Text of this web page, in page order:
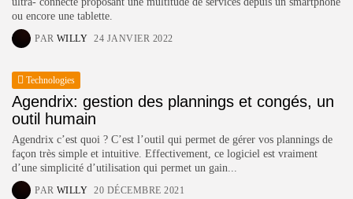
ou encore une tablette.
PAR WILLY 24 JANVIER 2022
Technologies
Agendrix: gestion des plannings et congés, un
outil humain
Agendrix c’est quoi ? C’est l’outil qui permet de gérer vos plannings de
façon très simple et intuitive. Effectivement, ce logiciel est vraiment
d’une simplicité d’utilisation qui permet un gain...
PAR WILLY 20 DÉCEMBRE 2021